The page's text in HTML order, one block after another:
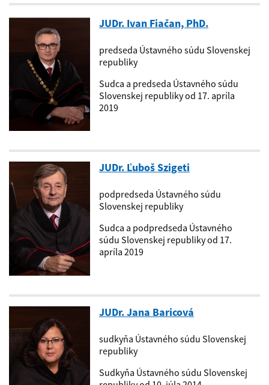
JUDr. Ivan Fiačan, PhD.
predseda Ústavného súdu Slovenskej
republiky
Sudca a predseda Ústavného súdu
Slovenskej republiky od 17. apríla
2019
JUDr. Ľuboš Szigeti
podpredseda Ústavného súdu
Slovenskej republiky
Sudca a podpredseda Ústavného
súdu Slovenskej republiky od 17.
apríla 2019
JUDr. Jana Baricová
sudkyňa Ústavného súdu Slovenskej
republiky
Sudkyňa Ústavného súdu Slovenskej